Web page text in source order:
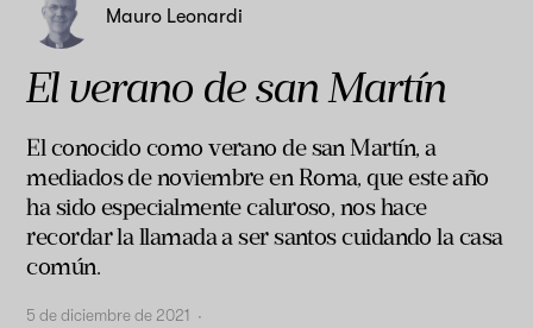
Mauro Leonardi
El verano de san Martín
El conocido como verano de san Martín, a
mediados de noviembre en Roma, que este año
ha sido especialmente caluroso, nos hace
recordar la llamada a ser santos cuidando la casa
común.
5 de diciembre de 2021 ·